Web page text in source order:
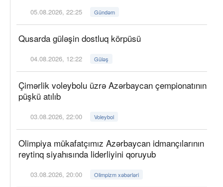
05.08.2026, 22:25 Gündəm
Qusarda güləşin dostluq körpüsü
04.08.2026, 12:22 Güləş
Çimərlik voleybolu üzrə Azərbaycan çempionatının
püşkü atılıb
03.08.2026, 22:00 Voleybol
Olimpiya mükafatçımız Azərbaycan idmançılarının
reytinq siyahısında liderliyini qoruyub
03.08.2026, 20:00 Olimpizm xəbərləri